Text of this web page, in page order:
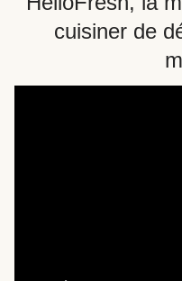
cuisiner de